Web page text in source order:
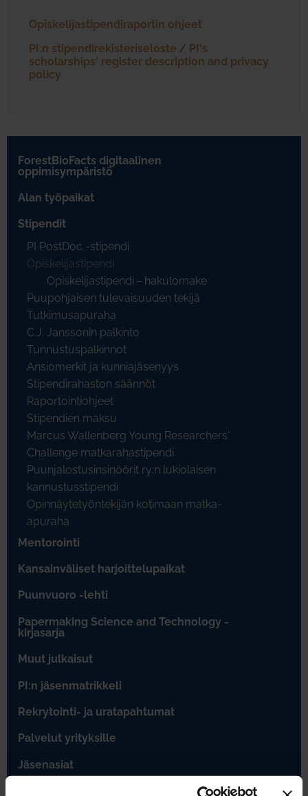
Opiskelijastipendiraportin ohjeet
PI:n stipendirekisteriseloste / PI's
scholarships' register description and privacy
policy
ForestBioFacts digitaalinen
oppimisympäristö
Alan työpaikat
Stipendit
PI PostDoc -stipendi
Opiskelijastipendi
Opiskelijastipendi - hakulomake
Puupohjaisen tulevaisuuden tekijä
Tutkimusapuraha
C.J. Janssonin palkinto
Tunnustuspalkinnot
Ansiomerkit ja kunniajäsenyys
Stipendirahaston säännöt
Raportointiohjeet
Stipendien maksu
Marcus Wallenberg Young Researchers'
Challenge matkarahastipendi
Puunjalostusinsinöörit ry:n lukiolaisen
kannustusstipendi
Opinnäytetyöntekijän kotimaan matka-
apuraha
Mentorointi
Kansainväliset harjoittelupaikat
Puunvuoro -lehti
Papermaking Science and Technology -
kirjasarja
Muut julkaisut
PI:n jäsenmatrikkeli
Rekrytointi- ja uratapahtumat
Palvelut yrityksille
Jäsenasiat